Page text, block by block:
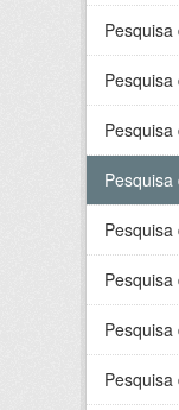
Pesquisa
Pesquisa
Pesquisa
Pesquisa
Pesquisa
Pesquisa
Pesquisa
Pesquisa